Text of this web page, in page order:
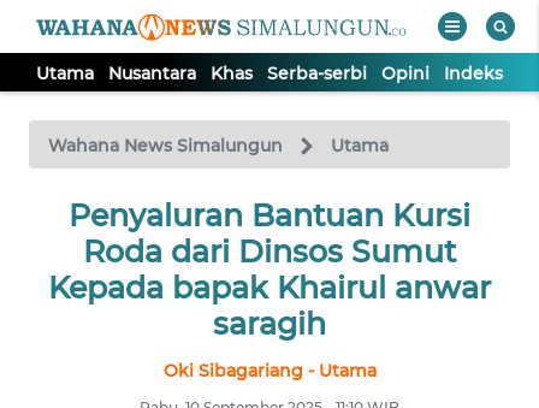
Utama Nusantara Khas Serba-serbi Opini Indeks
Wahana News Simalungun Utama
Penyaluran Bantuan Kursi
Roda dari Dinsos Sumut
Kepada bapak Khairul anwar
saragih
Oki Sibagariang - Utama
TV
Tutup
UTAMA
NUSANTARA